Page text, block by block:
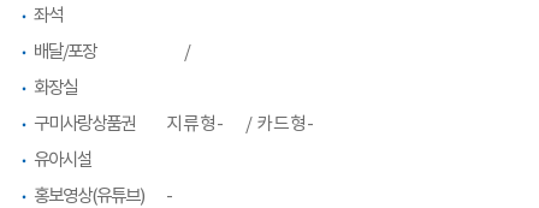
좌석
배달/포장
/
화장실
구미사랑상품권
지류형- / 카드형-
유아시설
홍보영상(유튜브)
-